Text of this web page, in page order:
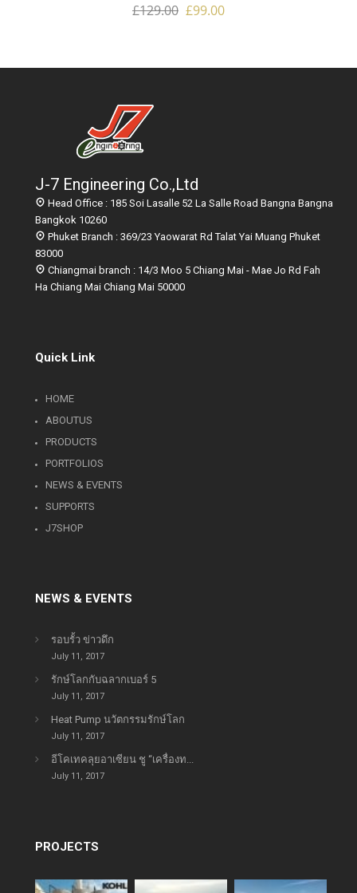
£129.00 £99.00
J-7 Engineering Co.,Ltd
Head Office : 185 Soi Lasalle 52 La Salle Road Bangna Bangna
Bangkok 10260
Phuket Branch : 369/23 Yaowarat Rd Talat Yai Muang Phuket
83000
Chiangmai branch : 14/3 Moo 5 Chiang Mai - Mae Jo Rd Fah
Ha Chiang Mai Chiang Mai 50000
Quick Link
HOME
ABOUTUS
PRODUCTS
PORTFOLIOS
NEWS & EVENTS
SUPPORTS
J7SHOP
NEWS & EVENTS
รอบรั้ว ข่าวดึก
July 11, 2017
รักษ์โลกกับฉลากเบอร์ 5
July 11, 2017
Heat Pump นวัตกรรมรักษ์โลก
July 11, 2017
อีโคเทคลุยอาเซียน ชู “เครื่องท...
July 11, 2017
PROJECTS